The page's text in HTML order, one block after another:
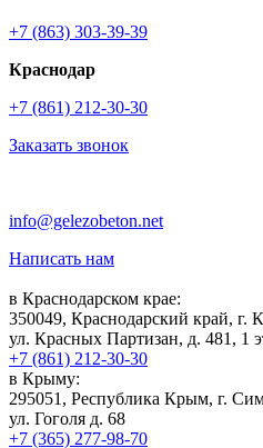
+7 (863) 303-39-39
Краснодар
+7 (861) 212-30-30
Заказать звонок
info@gelezobeton.net
Написать нам
в Краснодарском крае:
350049, Краснодарский край, г.
ул. Красных Партизан, д. 481, 1
+7 (861) 212-30-30
в Крыму:
295051, Республика Крым, г.
ул. Гоголя д. 68
+7 (365) 277-98-70